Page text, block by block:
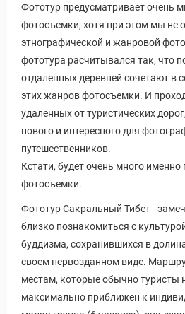
Фототур предусматривает очень
фотосъемки, хотя при этом мы не
этнографической и жанровой
фототура расчитывался так, что
отдаленных деревней сочетают в
этих жанров фотосъемки. И
удаленных от туристических
нового и интересного для
путешественников.
Кстати, будет очень много
фотосъемки.
Фототур Сакральный Тибет -
близко познакомиться с
буддизма, сохранившихся в
своем первозданном виде.
местам, которые обычно туристы
максимально приближен к